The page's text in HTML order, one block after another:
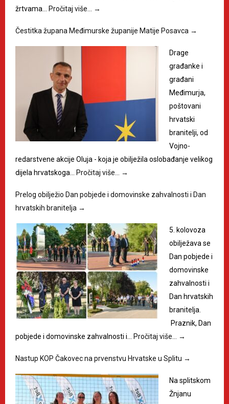
žrtvama… Pročitaj više… →
Čestitka župana Međimurske županije Matije Posavca →
Drage
građanke i
građani
Međimurja,
poštovani
hrvatski
branitelji, od
Vojno-
redarstvene akcije Oluja - koja je obilježila oslobađanje velikog
dijela hrvatskoga… Pročitaj više… →
Prelog obilježio Dan pobjede i domovinske zahvalnosti i Dan
hrvatskih branitelja →
5. kolovoza
obilježava se
Dan pobjede i
domovinske
zahvalnosti i
Dan hrvatskih
branitelja.
Praznik, Dan
pobjede i domovinske zahvalnosti i… Pročitaj više… →
Nastup KOP Čakovec na prvenstvu Hrvatske u Splitu →
Na splitskom
Žnjanu